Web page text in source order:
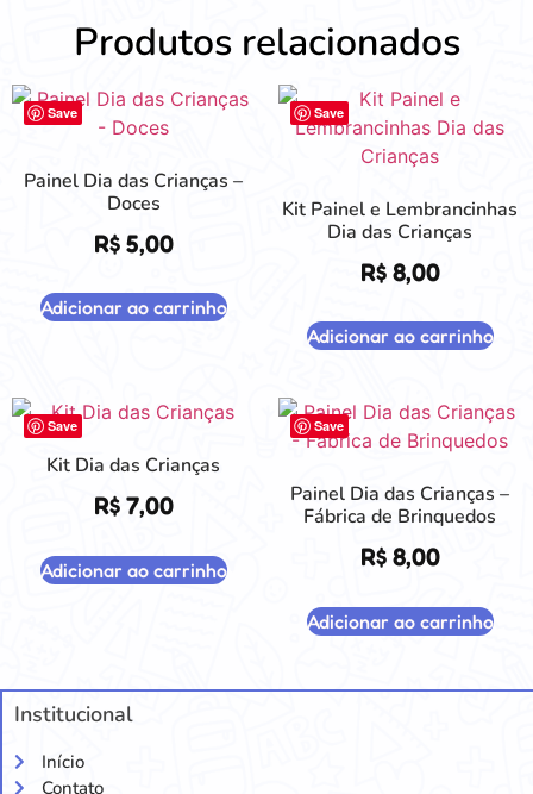
Produtos relacionados
Save
Painel Dia das Crianças –
Doces
R$5,00
Adicionar ao carrinho
Save
Kit Painel e Lembrancinhas
Dia das Crianças
R$8,00
Adicionar ao carrinho
Save
Kit Dia das Crianças
R$7,00
Adicionar ao carrinho
Save
Painel Dia das Crianças –
Fábrica de Brinquedos
R$8,00
Adicionar ao carrinho
Institucional
Início
Contato